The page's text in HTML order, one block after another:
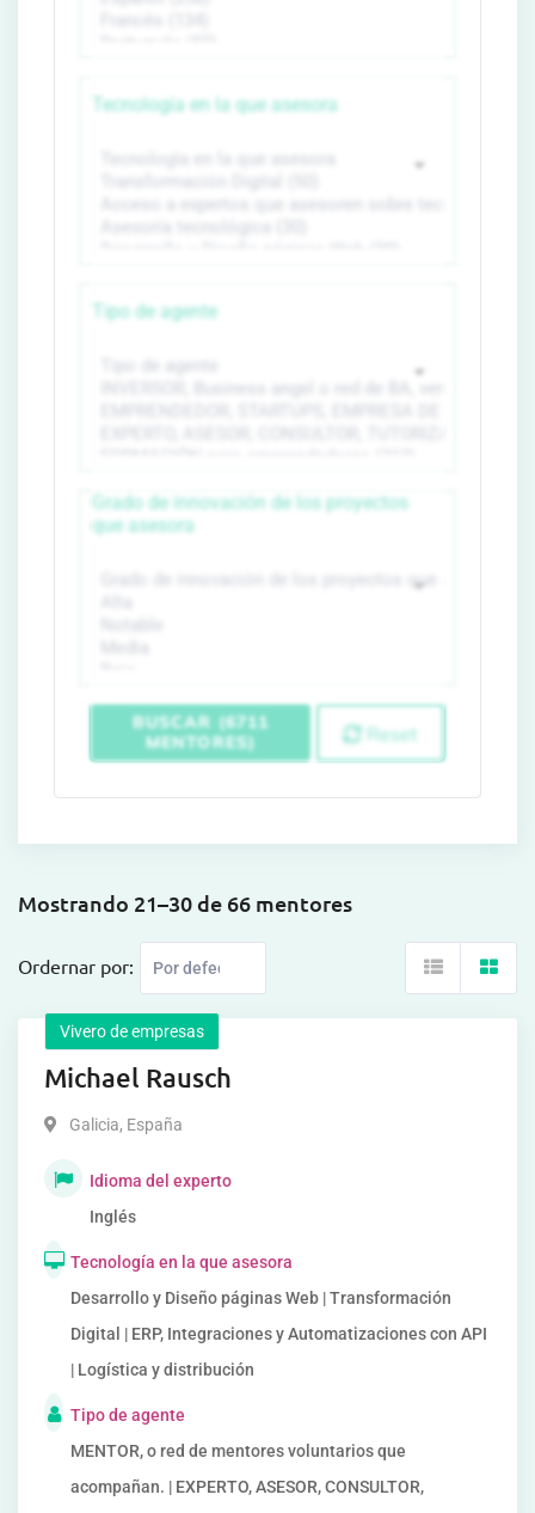
Tecnología en la que asesora
Tipo de agente
Grado de innovación de los proyectos
que asesora
BUSCAR (6711
MENTORES)
Reset
Mostrando 21–30 de 66 mentores
Ordernar por:
Vivero de empresas
Michael Rausch
Galicia, España
Idioma del experto
Inglés
Tecnología en la que asesora
Desarrollo y Diseño páginas Web | Transformación
Digital | ERP, Integraciones y Automatizaciones con API
| Logística y distribución
Tipo de agente
MENTOR, o red de mentores voluntarios que
acompañan. | EXPERTO, ASESOR, CONSULTOR,